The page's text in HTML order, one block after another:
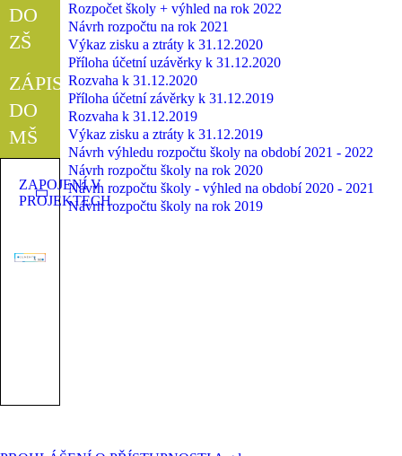
DO
ZŠ
ZÁPIS
DO
MŠ
ZAPOJENÍ V
PROJEKTECH
Rozpočet školy + výhled na rok 2022
Návrh rozpočtu na rok 2021
Výkaz zisku a ztráty k 31.12.2020
Příloha účetní uzávěrky k 31.12.2020
Rozvaha k 31.12.2020
Příloha účetní závěrky k 31.12.2019
Rozvaha k 31.12.2019
Výkaz zisku a ztráty k 31.12.2019
Návrh výhledu rozpočtu školy na období 2021 - 2022
Návrh rozpočtu školy na rok 2020
Návrh rozpočtu školy - výhled na období 2020 - 2021
Návrh rozpočtu školy na rok 2019